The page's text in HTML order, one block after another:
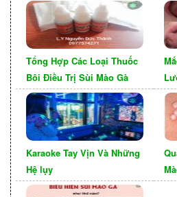
ngại đối diện với người
Tổng Hợp Các Loại Thuốc
Bôi Điều Trị Sùi Mào Gà
Karaoke Tay Vịn Và Những
Hệ lụy